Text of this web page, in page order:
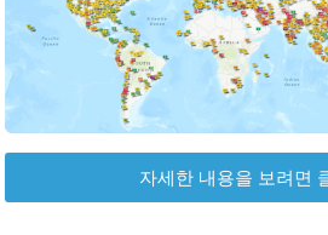
자세한 내용을 보려면